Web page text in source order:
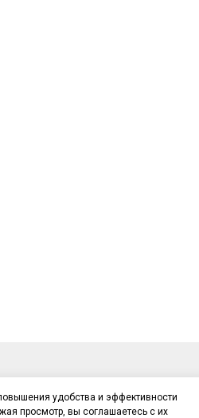
удобства и эффективности
просмотр, вы соглашаетесь с их